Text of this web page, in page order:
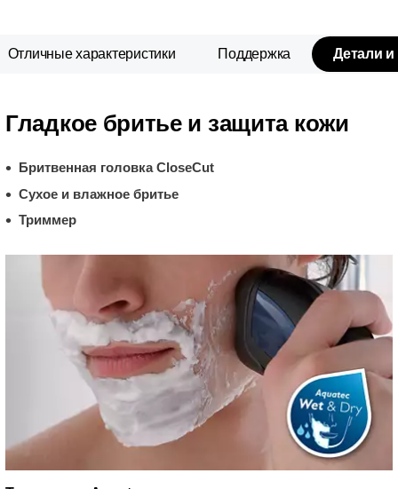
Отличные характеристики Поддержка Детали и
Гладкое бритье и защита кожи
Бритвенная головка CloseCut
Сухое и влажное бритье
Триммер